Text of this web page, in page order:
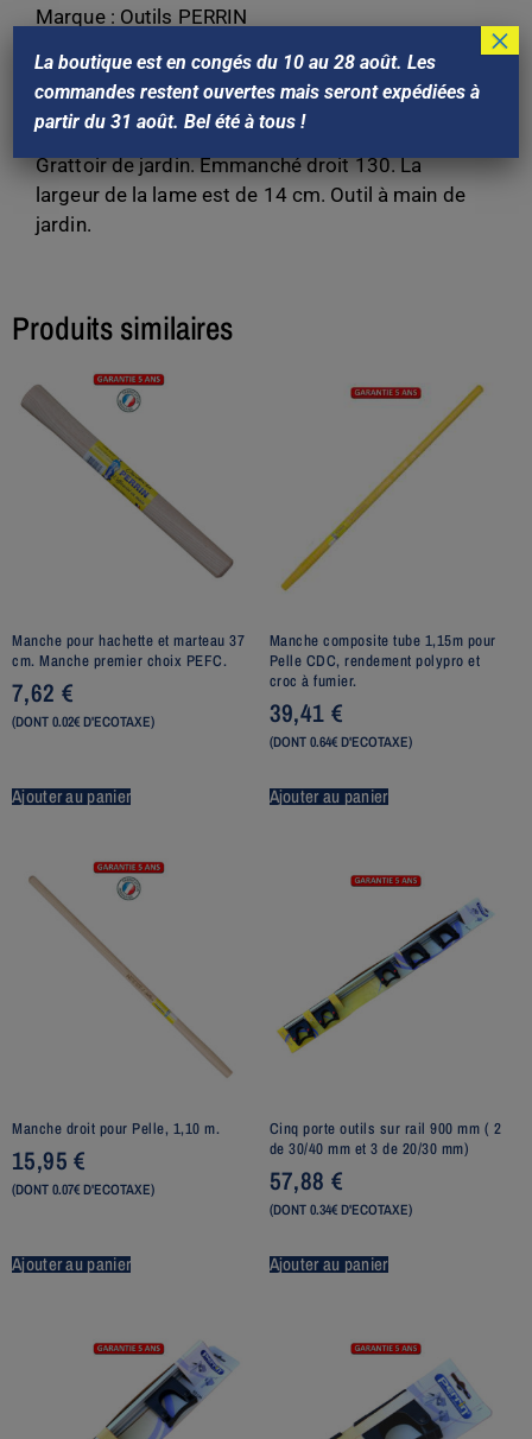
Marque : Outils PERRIN
Gencod: 3239045005115
Garantie 5 ans
fabrication Française
Grattoir de jardin. Emmanché droit 130. La
largeur de la lame est de 14 cm. Outil à main de
jardin.
Produits similaires
Manche pour hachette et marteau 37
cm. Manche premier choix PEFC.
7,62 €
(DONT 0.02€ D'ECOTAXE)
Ajouter au panier
Manche composite tube 1,15m pour
Pelle CDC, rendement polypro et
croc à fumier.
39,41 €
(DONT 0.64€ D'ECOTAXE)
Ajouter au panier
Manche droit pour Pelle, 1,10 m.
15,95€
(DONT 0.07€ D'ECOTAXE)
Ajouter au panier
Cinq porte outils sur rail 900 mm ( 2
de 30/40 mm et 3 de 20/30 mm)
57,88 €
(DONT 0.34€ D'ECOTAXE)
Ajouter au panier
La boutique est en congés du 10 au 28 août. Les
commandes restent ouvertes mais seront expédiées à
partir du 31 août. Bel été à tous !
×